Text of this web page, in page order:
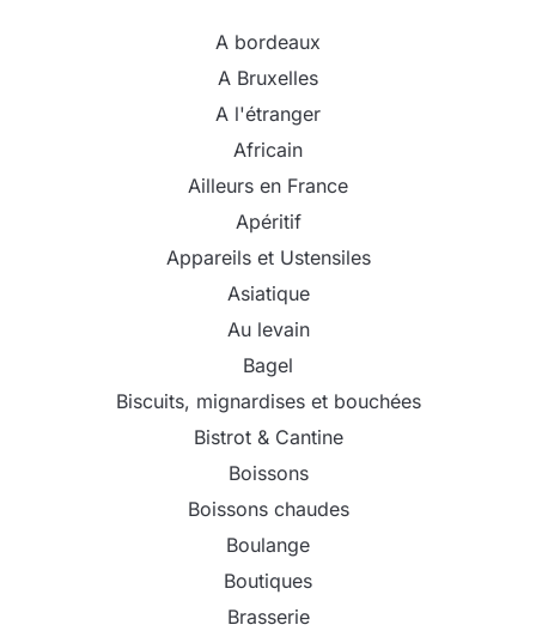
A bordeaux
A Bruxelles
A l'étranger
Africain
Ailleurs en France
Apéritif
Appareils et Ustensiles
Asiatique
Au levain
Bagel
Biscuits, mignardises et bouchées
Bistrot & Cantine
Boissons
Boissons chaudes
Boulange
Boutiques
Brasserie